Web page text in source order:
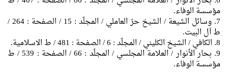
مؤسسة الوفاء.
7. وسائل الشيعة / الشيخ حرّ العاملي / المجلّد : 15 / الصفحة : 264 /
ط آل البیت.
8. الكافي / الشيخ الكليني / المجلّد : 6 / الصفحة : 481 / ط الاسلامية.
9. بحار الأنوار / العلامة المجلسي / المجلّد : 66 / الصفحة : 539 / ط
مؤسسة الوفاء.